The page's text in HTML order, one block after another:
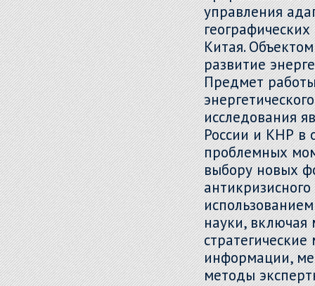
управления
Китая.
развитие
Предмет работы
исследования
России и КНР в
проблемных
выбору новых
науки, включая
информации,
методы